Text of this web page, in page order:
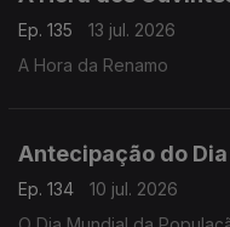
Ep. 135
13 jul. 2026
A Hora da Renamo
Antecipação do
Ep. 134
10 jul. 2026